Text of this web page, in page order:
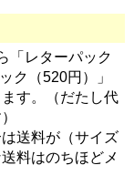
「レターパック
ク（520円）」
す。（だたし代
送料が（サイズ
料はのちほどメ